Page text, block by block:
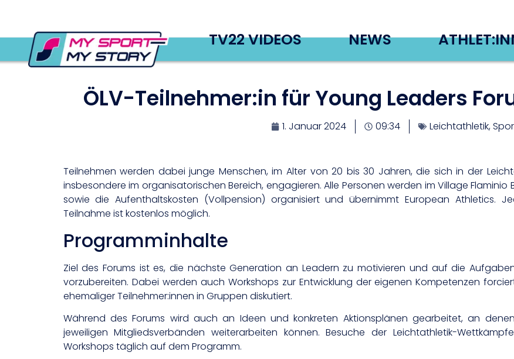
TV22 VIDEOS NEWS
ÖLV-Teilnehmer:in für Young Leaders
1. Januar 2024 09:34 Leichtathletik,
Teilnehmen werden dabei junge Menschen, im Alter von 20 bis 30 Jahren, die sich in der
insbesondere im organisatorischen Bereich, engagieren. Alle Personen werden im Village
sowie die Aufenthaltskosten (Vollpension) organisiert und übernimmt European Athletics.
Teilnahme ist kostenlos möglich.
Programminhalte
Ziel des Forums ist es, die nächste Generation an Leadern zu motivieren und auf die
vorzubereiten. Dabei werden auch Workshops zur Entwicklung der eigenen Kompetenzen
ehemaliger Teilnehmer:innen in Gruppen diskutiert.
Während des Forums wird auch an Ideen und konkreten Aktionsplänen gearbeitet, an
jeweiligen Mitgliedsverbänden weiterarbeiten können. Besuche der Leichtathletik-
Workshops täglich auf dem Programm.